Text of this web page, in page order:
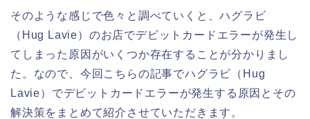
そのような感じで色々と調べていくと、ハグラビ
（Hug Lavie）のお店でデビットカードエラーが発生し
てしまった原因がいくつか存在することが分かりまし
た。なので、今回こちらの記事でハグラビ（Hug
Lavie）でデビットカードエラーが発生する原因とその
解決策をまとめて紹介させていただきます。